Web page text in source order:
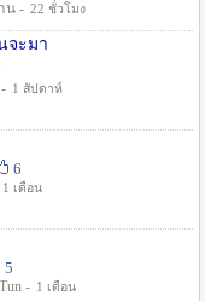
น - 22 ชั่วโมง
จะมา
1 สัปดาห์
6
1 เดือน
5
- 1 เดือน